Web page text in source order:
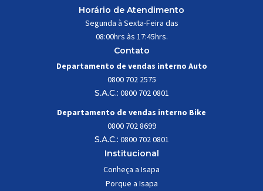
Horário de Atendimento
Segunda à Sexta-Feira das
08:00hrs às 17:45hrs.
Contato
Departamento de vendas interno Auto
0800 702 2575
S.A.C.: 0800 702 0801
Departamento de vendas interno Bike
0800 702 8699
S.A.C.: 0800 702 0801
Institucional
Conheça a Isapa
Porque a Isapa